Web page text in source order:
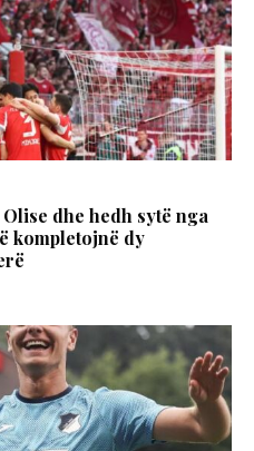
dhe hedh sytë nga
kompletojnë dy